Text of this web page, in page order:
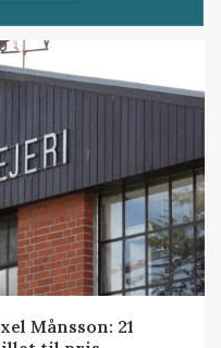
Månsson: 21